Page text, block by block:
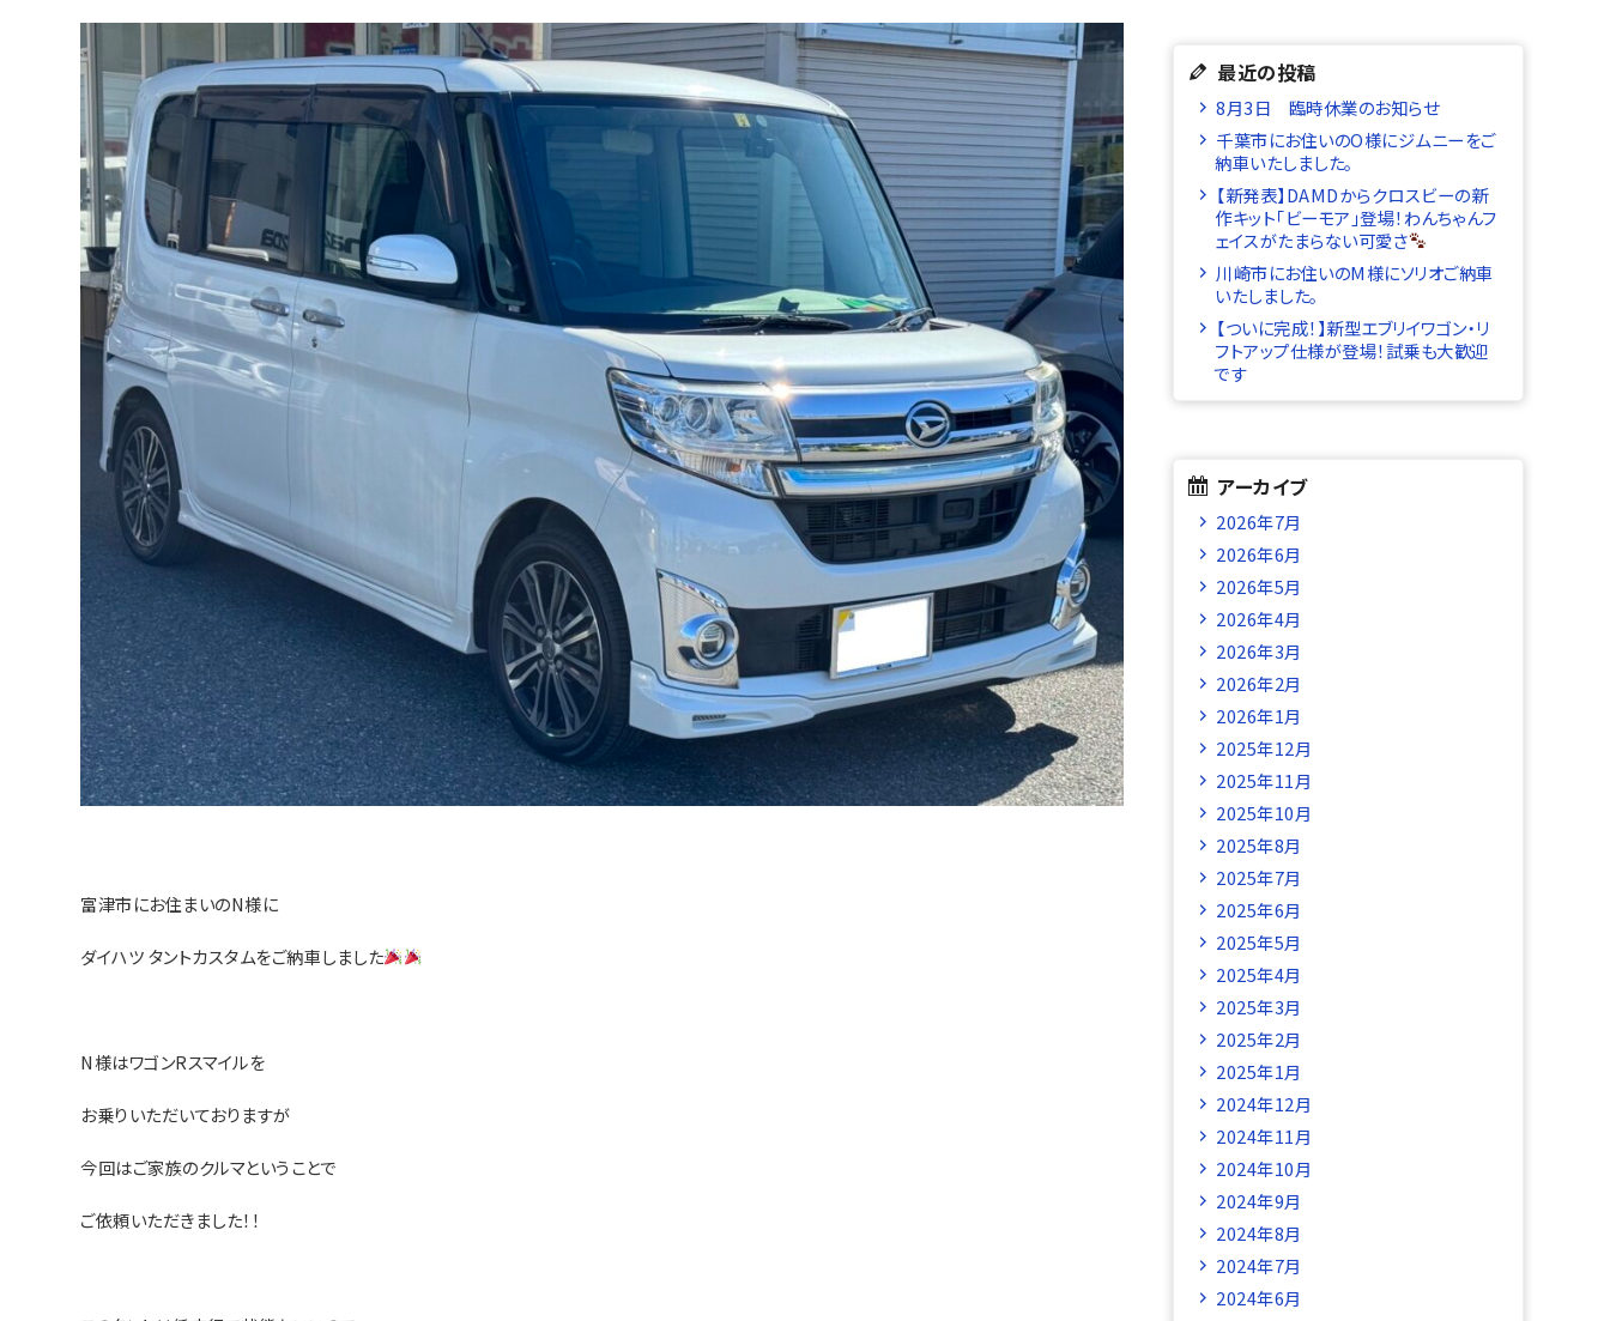
富津市にお住まいのN様に
ダイハツ タントカスタムをご納車しました
N様はワゴンRスマイルを
お乗りいただいておりますが
今回はご家族のクルマということで
ご依頼いただきました！！
最近の投稿
8月3日 臨時休業のお知らせ
千葉市にお住いのO様にジムニーをご
納車いたしました。
【新発表】DAMDからクロスビーの新
作キット「ビーモア」登場！わんちゃんフ
ェイスがたまらない可愛さ
川崎市にお住いのM様にソリオご納車
いたしました。
【ついに完成！】新型エブリイワゴン・リ
フトアップ仕様が登場！試乗も大歓迎
です
アーカイブ
2026年7月
2026年6月
2026年5月
2026年4月
2026年3月
2026年2月
2026年1月
2025年12月
2025年11月
2025年10月
2025年8月
2025年7月
2025年6月
2025年5月
2025年4月
2025年3月
2025年2月
2025年1月
2024年12月
2024年11月
2024年10月
2024年9月
2024年8月
2024年7月
2024年6月